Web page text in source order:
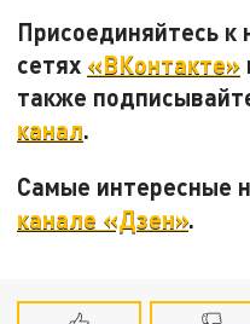
Присоединяйтесь к
сетях «ВКонтакте»
также
канал.
Самые интересные
канале «Дзен».